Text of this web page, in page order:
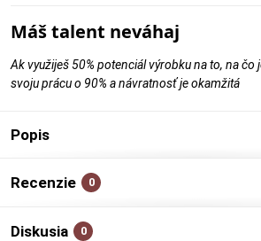
Máš talent neváhaj
Ak využiješ 50% potenciál výrobku na to, na čo
svoju prácu o 90% a návratnosť je okamžitá
Popis
Recenzie 0
Diskusia 0